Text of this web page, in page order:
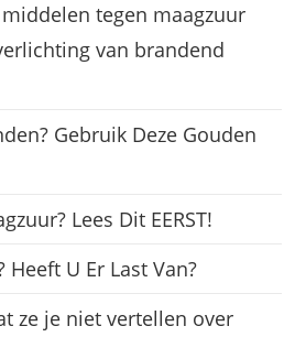
tegen maagzuur
van brandend
Gebruik Deze Gouden
Lees Dit EERST!
Heeft U Er Last Van?
ze je niet vertellen over